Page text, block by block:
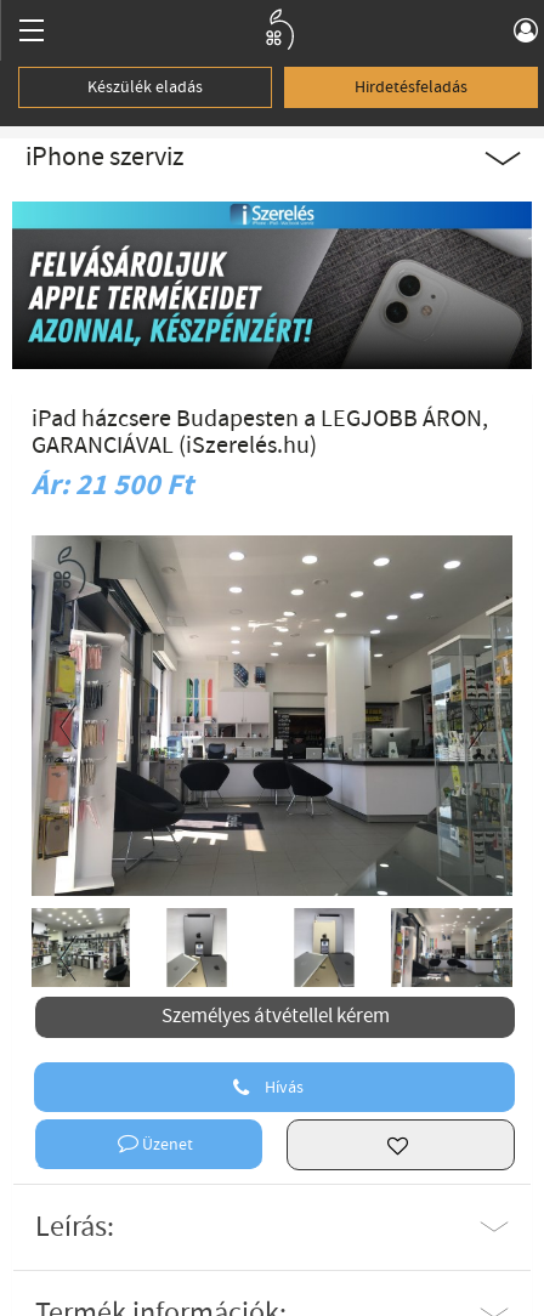
Készülék eladás Hirdetésfeladás
iPhone szerviz
iPad házcsere Budapesten a LEGJOBB ÁRON,
GARANCIÁVAL (iSzerelés.hu)
Ár: 21 500 Ft
Previous Next
Previous Személyes átvétellel kérem
Hívás
Üzenet
Leírás: